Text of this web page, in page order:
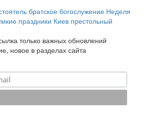
братское богослужение Неделя
праздники Киев престольный
только важных обновлений
новое в разделах сайта